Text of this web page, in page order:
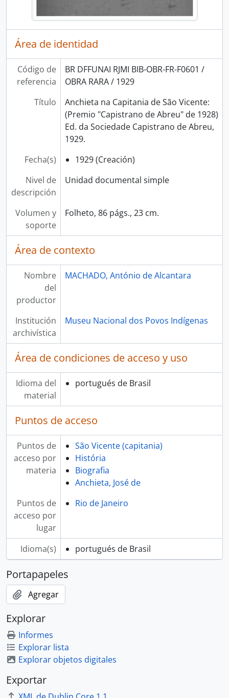
Área de identidad
Código de
referencia
BR DFFUNAI RJMI BIB-OBR-FR-F0601 /
OBRA RARA / 1929
Título
Anchieta na Capitania de São Vicente:
(Premio "Capistrano de Abreu" de 1928)
Ed. da Sociedade Capistrano de Abreu,
1929.
Fecha(s)
1929 (Creación)
Nivel de
descripción
Unidad documental simple
Volumen y
soporte
Folheto, 86 págs., 23 cm.
Área de contexto
Nombre
del
productor
MACHADO, António de Alcantara
Institución
archivística
Museu Nacional dos Povos Indígenas
Área de condiciones de acceso y uso
Idioma del
material
portugués de Brasil
Puntos de acceso
Puntos de
acceso por
materia
São Vicente (capitania)
História
Biografia
Anchieta, José de
Puntos de
acceso por
lugar
Rio de Janeiro
Idioma(s) portugués de Brasil
Portapapeles
Agregar
Explorar
Informes
Explorar lista
Explorar objetos digitales
Exportar